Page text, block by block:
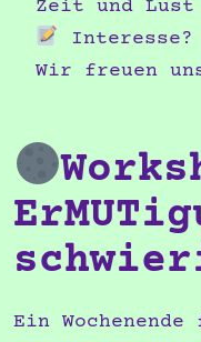
Zeit und Lust
Interesse?
Wir freuen
Ein